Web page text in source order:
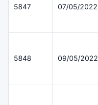
5847 07/05/2022
5848 09/05/2022